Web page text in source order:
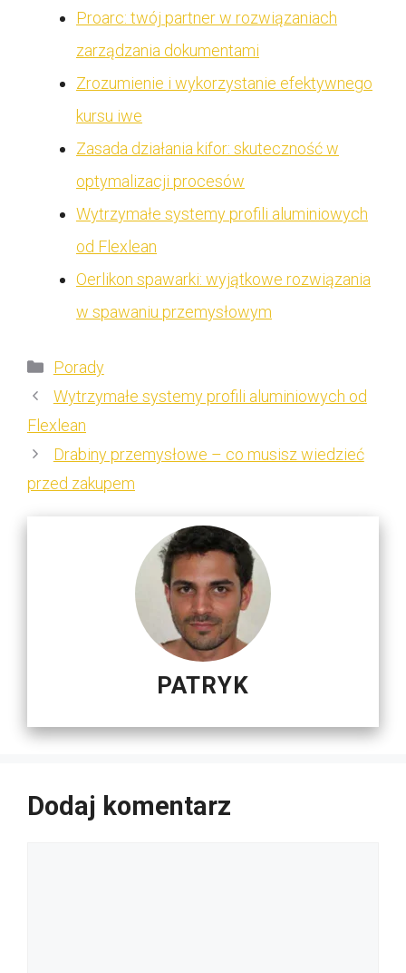
Proarc: twój partner w rozwiązaniach
zarządzania dokumentami
Zrozumienie i wykorzystanie efektywnego
kursu iwe
Zasada działania kifor: skuteczność w
optymalizacji procesów
Wytrzymałe systemy profili aluminiowych
od Flexlean
Oerlikon spawarki: wyjątkowe rozwiązania
w spawaniu przemysłowym
Kategorie
Porady
Wytrzymałe systemy profili aluminiowych od
Flexlean
Drabiny przemysłowe – co musisz wiedzieć
przed zakupem
PATRYK
Dodaj komentarz